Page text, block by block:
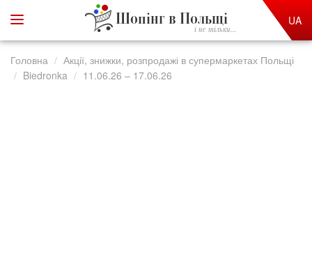
Шопінг в Польщі
і не тільки...
UA
Головна
Акції, знижки, розпродажі в супермаркетах Польщі
Biedronka
11.06.26 – 17.06.26